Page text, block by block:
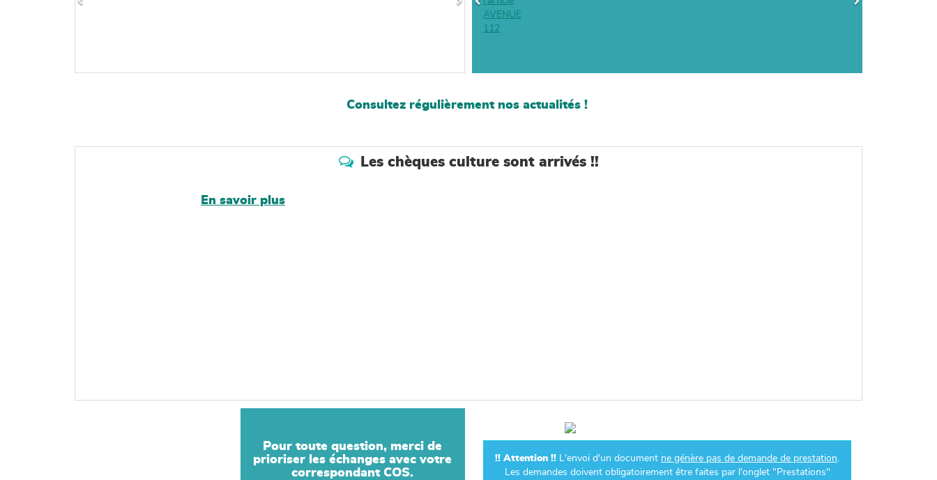
Consultez régulièrement nos actualités !
Les chèques culture sont arrivés !!
En savoir plus
Pour toute question, merci de
prioriser les échanges avecvotre
correspondant COS.
!! Attention !! L'envoi d'un document ne génère pas de demande de prestation.
Les demandes doivent obligatoirement être faites par l'onglet "Prestations"